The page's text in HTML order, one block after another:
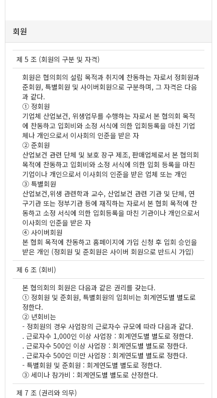
회원
제 5 조 (회원의 구분 및 자격)
회원은 협의회의 설립 목적과 취지에 찬동하는 자로서 정회원과
준회원, 특별회원 및 사이버회원으로 구분하며, 그 자격은 다음
과 같다.
① 정회원
기업체 산업보건, 위생업무를 수행하는 자로서 본 협의회 목적
에 찬동하고 입회비와 소정 서식에 의한 입회등록을 마친 기업
체나 개인으로서 이사회의 인준을 받은 자
② 준회원
산업보건 관련 단체 및 보호 장구 제조, 판매업체로서 본 협의회
목적에 찬동하고 입회비와 소정 서식에 의한 입회 등록을 마친
기업이나 개인으로서 이사회의 인준을 받은 업체 또는 개인
③ 특별회원
산업보건,위생 관련학과 교수, 산업보건 관련 기관 및 단체, 연
구기관 또는 정부기관 등에 재직하는 자로서 본 협회 목적에 찬
동하고 소정 서식에 의한 입회등록을 마친 기관이나 개인으로서
이사회의 인준을 받은 자
④ 사이버회원
본 협회 목적에 찬동하고 홈페이지에 가입 신청 후 입회 승인을
받은 개인 (정회원 및 준회원은 사이버 회원으로 반드시 가입)
제 6 조 (회비)
본 협의회의 회원은 다음과 같은 권리를 갖는다.
① 정회원 및 준회원, 특별회원의 입회비는 회계연도별 별도로
정한다.
② 년회비는
- 정회원의 경우 사업장의 근로자수 규모에 따라 다음과 같다.
. 근로자수 1,000인 이상 사업장 : 회계연도별 별도로 정한다.
. 근로자수 500인 이상 사업장 : 회계연도별 별도로 정한다.
. 근로자수 500인 미만 사업장 : 회계연도별 별도로 정한다.
- 특별회원 및 준회원 : 회계연도별 별도로 정한다.
③ 세미나 참가비 : 회계연도별 별도로 산정한다.
제 7 조 (권리와 의무)